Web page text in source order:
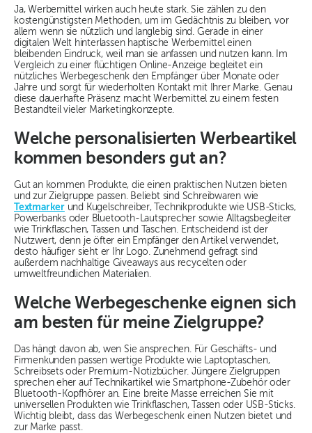
Ja, Werbemittel wirken auch heute stark. Sie zählen zu den
kostengünstigsten Methoden, um im Gedächtnis zu bleiben, vor
allem wenn sie nützlich und langlebig sind. Gerade in einer
digitalen Welt hinterlassen haptische Werbemittel einen
bleibenden Eindruck, weil man sie anfassen und nutzen kann. Im
Vergleich zu einer flüchtigen Online-Anzeige begleitet ein
nützliches Werbegeschenk den Empfänger über Monate oder
Jahre und sorgt für wiederholten Kontakt mit Ihrer Marke. Genau
diese dauerhafte Präsenz macht Werbemittel zu einem festen
Bestandteil vieler Marketingkonzepte.
Welche personalisierten Werbeartikel
kommen besonders gut an?
Gut an kommen Produkte, die einen praktischen Nutzen bieten
und zur Zielgruppe passen. Beliebt sind Schreibwaren wie
Textmarkerund Kugelschreiber, Technikprodukte wie USB-Sticks,
Powerbanks oder Bluetooth-Lautsprecher sowie Alltagsbegleiter
wie Trinkflaschen, Tassen und Taschen. Entscheidend ist der
Nutzwert, denn je öfter ein Empfänger den Artikel verwendet,
desto häufiger sieht er Ihr Logo. Zunehmend gefragt sind
außerdem nachhaltige Giveaways aus recycelten oder
umweltfreundlichen Materialien.
Welche Werbegeschenke eignen sich
am besten für meine Zielgruppe?
Das hängt davon ab, wen Sie ansprechen. Für Geschäfts- und
Firmenkunden passen wertige Produkte wie Laptoptaschen,
Schreibsets oder Premium-Notizbücher. Jüngere Zielgruppen
sprechen eher auf Technikartikel wie Smartphone-Zubehör oder
Bluetooth-Kopfhörer an. Eine breite Masse erreichen Sie mit
universellen Produkten wie Trinkflaschen, Tassen oder USB-Sticks.
Wichtig bleibt, dass das Werbegeschenk einen Nutzen bietet und
zur Marke passt.